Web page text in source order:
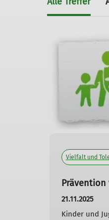
Vielfalt und
21.11.2025
Kinder und